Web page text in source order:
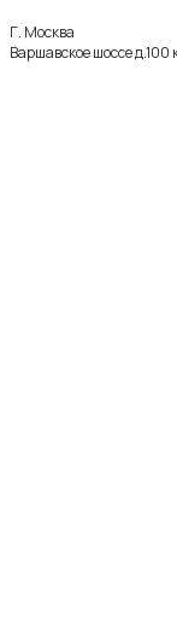
Г. Москва
Варшавское шоссе д.100